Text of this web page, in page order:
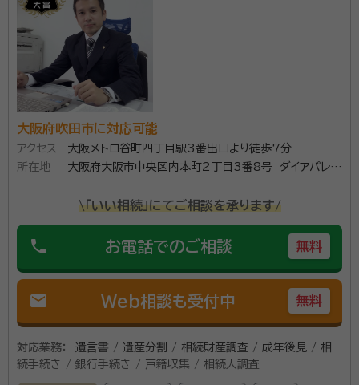
かし、「心配」を「安心」に。 あなたの「知りたい」の一歩先
まで見据えて安心への道案内をいたします。 1、現状を
整理し、今できること、必要なことをお伝えします ご相
談を承っていると、今の悩みの本質がわからなくなって
いることがよくあります。 それぞれの立場の法的な権利
義務をひもとくだけでも、考え方の道筋が見えてくるも
のです。 2、円満相続のために 「本当に使える遺言書」
「次の相続を見据えた遺産分割」 争いを起こさない相続
も併せて考えることが必要です。
資格等： 特定行政書士、CFP・1級ファイナンシャル・プランニング技
能士、宅地建物取引士（試験合格者）、証券外務員1種
所属団体：大阪府行政書士会 日本ファイナンシャル・プランナーズ
協会
大阪府吹田市に対応可能
アクセス
大阪メトロ谷町四丁目駅3番出口より徒歩7分
所在地
大阪府大阪市中央区内本町2丁目3番8号 ダイアパレス
\「いい相続」にてご相談を承ります/
phone お電話でのご相談 無料
mail Web相談も受付中 無料
対応業務：
遺言書 / 遺産分割 / 相続財産調査 / 成年後見 / 相
続手続き / 銀行手続き / 戸籍収集 / 相続人調査